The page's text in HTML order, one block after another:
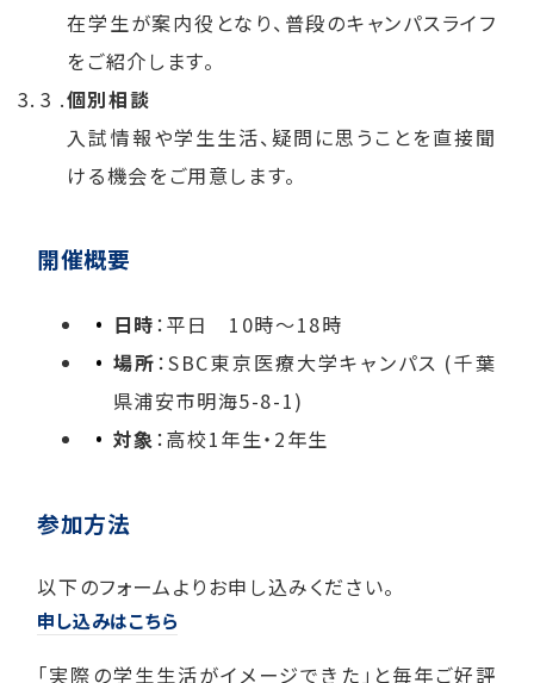
在学生が案内役となり、普段のキャンパスライフ
をご紹介します。
個別相談
入試情報や学生生活、疑問に思うことを直接聞
ける機会をご用意します。
開催概要
日時 ：平日 10時～18時
場所 ：SBC東京医療大学キャンパス (千葉
県浦安市明海5-8-1)
対象 ：高校1年生・2年生
参加方法
以下のフォームよりお申し込みください。
申し込みはこちら
「実際の学生生活がイメージできた」と毎年ご好評